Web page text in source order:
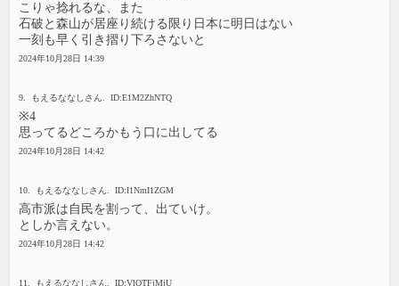
こりゃ捻れるな、また
石破と森山が居座り続ける限り日本に明日はない
一刻も早く引き摺り下ろさないと
2024年10月28日 14:39
9. もえるななしさん. ID:E1M2ZhNTQ
※4
思ってるどころかもう口に出してる
2024年10月28日 14:42
10. もえるななしさん. ID:I1NmI1ZGM
高市派は自民を割って、出ていけ。
としか言えない。
2024年10月28日 14:42
11. もえるななしさん. ID:VlOTFjMjU